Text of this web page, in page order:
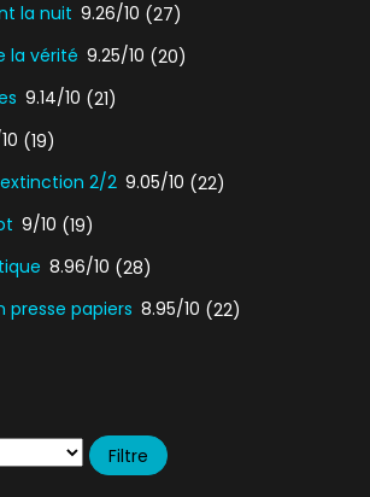
la nuit 9.26/10 (27)
la vérité 9.25/10 (20)
9.14/10 (21)
(19)
2/2 9.05/10 (22)
9/10 (19)
8.96/10 (28)
presse papiers 8.95/10 (22)